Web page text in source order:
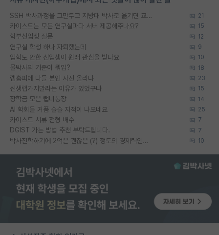
SSH 박사과정을 그만두고 지방대 박사로 옮기면 교수의 꿈은 끝일까요? 21
카이스트는 모든 연구실마다 서버 제공해주나요? 15
학부신입생 질문 12
연구실 학생 하나 자퇴했는데 9
입학도 안한 신입생이 원래 관심을 받나요 10
물박사의 기준이 뭐임? 18
랩홈피에 다들 본인 사진 올리냐 23
신생랩가지말라는 이유가 있었구나 15
장학금 모은 랩비통장 14
AI 학회들 거품 슬슬 지적이 나오네요 25
카이스트 서류 전형 배수 7
DGIST 가는 방법 추천 부탁드립니다. 7
박사진학하기에 2억은 괜찮은 (?) 정도의 경제력인가요 10